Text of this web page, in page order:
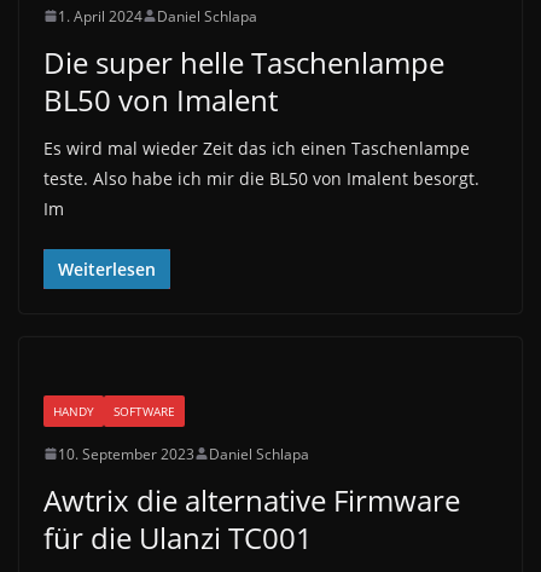
1. April 2024 Daniel Schlapa
Die super helle Taschenlampe
BL50 von Imalent
Es wird mal wieder Zeit das ich einen Taschenlampe
teste. Also habe ich mir die BL50 von Imalent besorgt.
Im
Weiterlesen
HANDY SOFTWARE
10. September 2023 Daniel Schlapa
Awtrix die alternative Firmware
für die Ulanzi TC001